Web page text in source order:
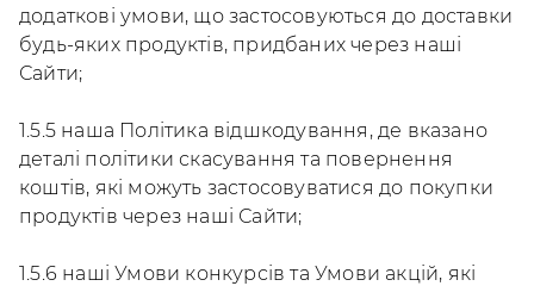
додаткові умови, що застосовуються до доставки
будь-яких продуктів, придбаних через наші
Сайти;
1.5.5 наша Політика відшкодування, де вказано
деталі політики скасування та повернення
коштів, які можуть застосовуватися до покупки
продуктів через наші Сайти;
1.5.6 наші Умови конкурсів та Умови акцій, які